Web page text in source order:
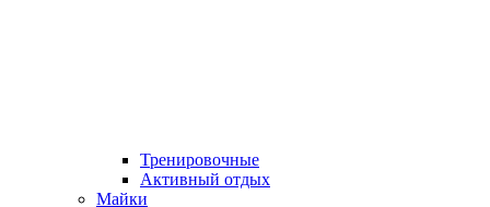
Тренировочные
Активный отдых
Майки